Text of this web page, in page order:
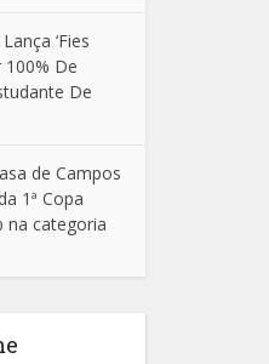
‘Fies
100% De
De
de Campos
1ª Copa
na categoria